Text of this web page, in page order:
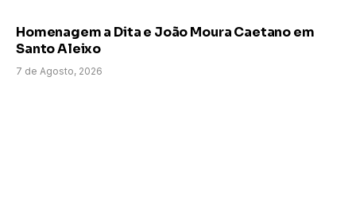
Homenagem a Dita e João Moura Caetano em
Santo Aleixo
7 de Agosto, 2026